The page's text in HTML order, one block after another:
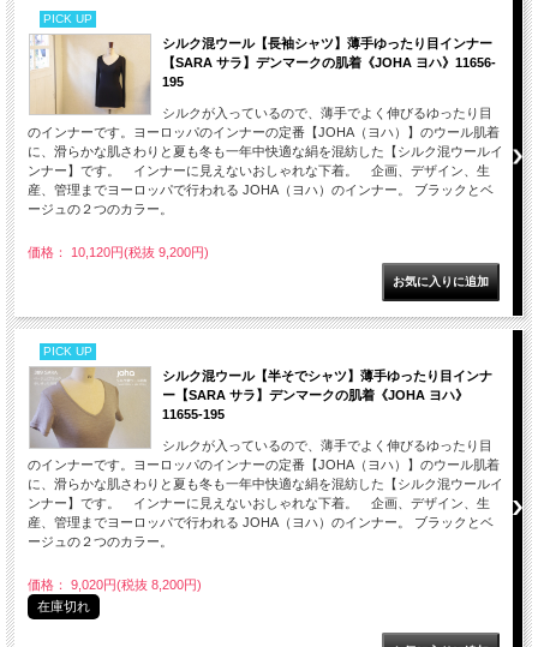
PICK UP
シルク混ウール【長袖シャツ】薄手ゆったり目インナー
【SARA サラ】デンマークの肌着《JOHA ヨハ》11656-
195
シルクが入っているので、薄手でよく伸びるゆったり目
のインナーです。ヨーロッパのインナーの定番【JOHA（ヨハ）】のウール肌着
に、滑らかな肌さわりと夏も冬も一年中快適な絹を混紡した【シルク混ウールイ
ンナー】です。 インナーに見えないおしゃれな下着。 企画、デザイン、生
産、管理までヨーロッパで行われる JOHA（ヨハ）のインナー。 ブラックとベ
ージュの２つのカラー。
価格： 10,120円(税抜 9,200円)
PICK UP
シルク混ウール【半そでシャツ】薄手ゆったり目インナ
ー【SARA サラ】デンマークの肌着《JOHA ヨハ》
11655-195
シルクが入っているので、薄手でよく伸びるゆったり目
のインナーです。ヨーロッパのインナーの定番【JOHA（ヨハ）】のウール肌着
に、滑らかな肌さわりと夏も冬も一年中快適な絹を混紡した【シルク混ウールイ
ンナー】です。 インナーに見えないおしゃれな下着。 企画、デザイン、生
産、管理までヨーロッパで行われる JOHA（ヨハ）のインナー。 ブラックとベ
ージュの２つのカラー。
価格： 9,020円(税抜 8,200円)
在庫切れ